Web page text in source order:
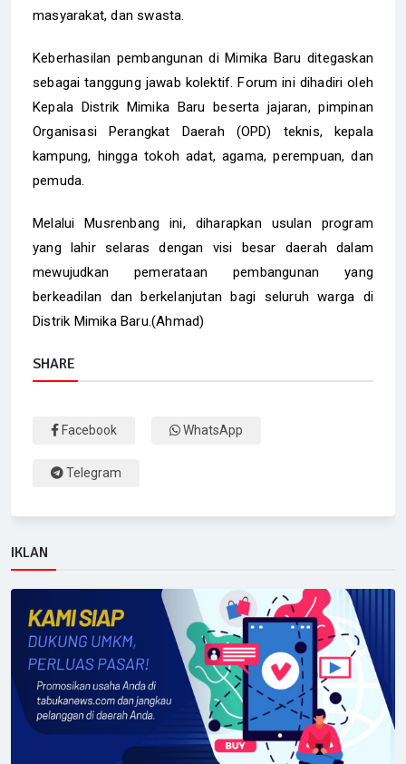
masyarakat, dan swasta.
Keberhasilan pembangunan di Mimika Baru ditegaskan
sebagai tanggung jawab kolektif. Forum ini dihadiri oleh
Kepala Distrik Mimika Baru beserta jajaran, pimpinan
Organisasi Perangkat Daerah (OPD) teknis, kepala
kampung, hingga tokoh adat, agama, perempuan, dan
pemuda.
​Melalui Musrenbang ini, diharapkan usulan program
yang lahir selaras dengan visi besar daerah dalam
mewujudkan pemerataan pembangunan yang
berkeadilan dan berkelanjutan bagi seluruh warga di
Distrik Mimika Baru.(Ahmad)
SHARE
Facebook WhatsApp
Telegram
IKLAN